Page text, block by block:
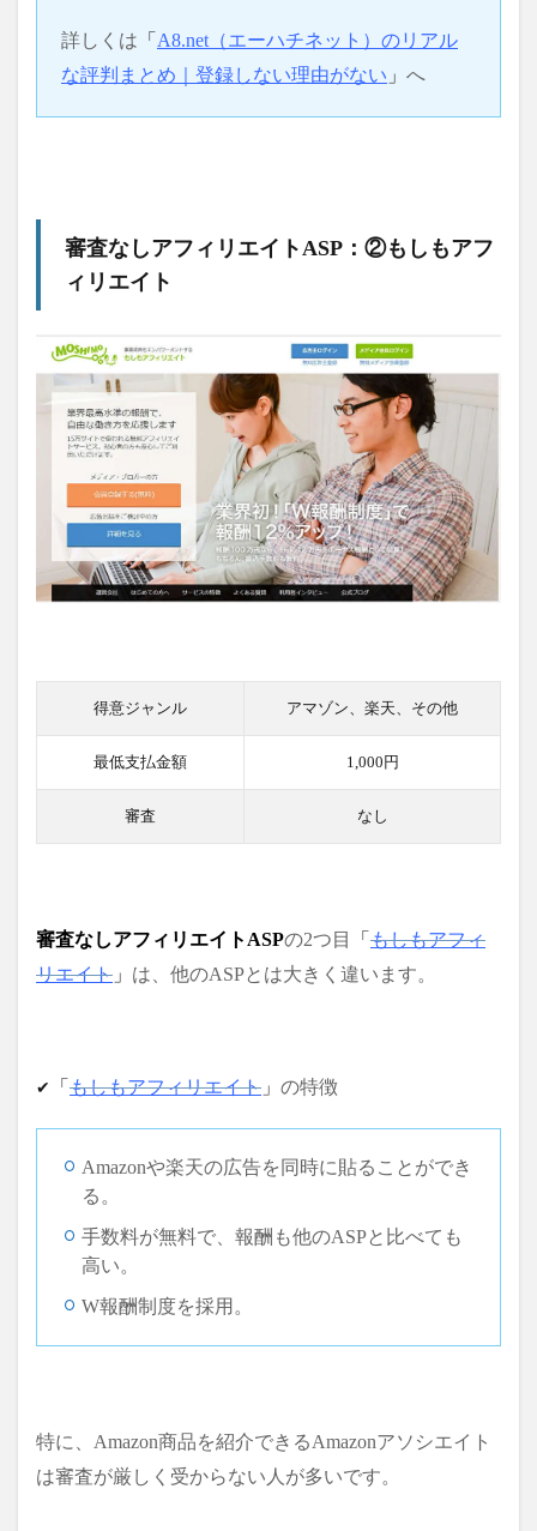
詳しくは 「 A8.net（エーハチネット）のリアル
な評判まとめ｜登録しない理由がない 」 へ
審査なしアフィリエイトASP：②もしもアフ
ィリエイト
得意ジャンル アマゾン、楽天、その他
最低支払金額 1,000円
審査 なし
審査なしアフィリエイトASPの2つ目 「 もしもアフィ
リエイト 」 は、 他のASPとは大きく違います。
✔ 「 もしもアフィリエイト 」 の特徴
Amazonや楽天の広告を同時に貼ることができ
る。
手数料が無料で、報酬も他のASPと比べても
高い。
W報酬制度を採用。
特に、Amazon商品を紹介できるAmazonアソシエイト
は審査が厳しく受からない人が多いです。